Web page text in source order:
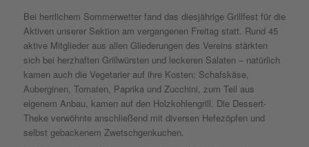
Bei herrlichem Sommerwetter fand das diesjährige Grillfest für die
Aktiven unserer Sektion am vergangenen Freitag statt. Rund 45
aktive Mitglieder aus allen Gliederungen des Vereins stärkten
sich bei herzhaften Grillwürsten und leckeren Salaten – natürlich
kamen auch die Vegetarier auf ihre Kosten: Schafskäse,
Auberginen, Tomaten, Paprika und Zucchini, zum Teil aus
eigenem Anbau, kamen auf den Holzkohlengrill. Die Dessert-
Theke verwöhnte anschließend mit diversen Hefezöpfen und
selbst gebackenem Zwetschgenkuchen.